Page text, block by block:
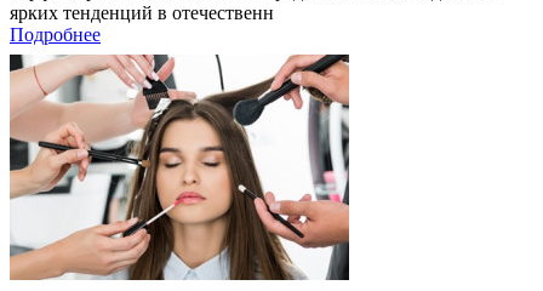
ярких тенденций в отечественн
Подробнее